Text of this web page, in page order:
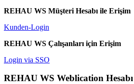
REHAU WS Müşteri Hesabı ile Erişim
Kunden-Login
REHAU WS Çalışanları için Erişim
Login via SSO
REHAU WS Weblication